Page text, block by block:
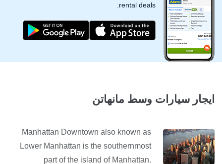
rental deals.
ايجار سيارات وسط مانهاتن
Manhattan Downtown also known as
Lower Manhattan is the southernmost
part of the island of Manhattan.